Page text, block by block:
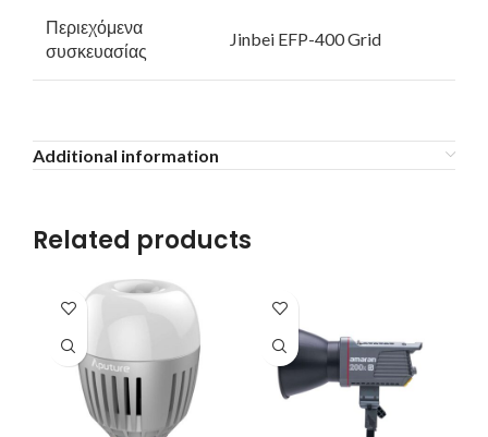
Περιεχόμενα
συσκευασίας
Jinbei EFP-400 Grid
Additional information
Related products